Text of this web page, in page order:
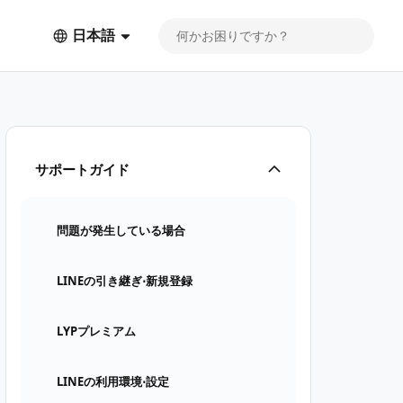
日本語
サポートガイド
問題が発生している場合
LINEの引き継ぎ⋅新規登録
LYPプレミアム
LINEの利用環境⋅設定